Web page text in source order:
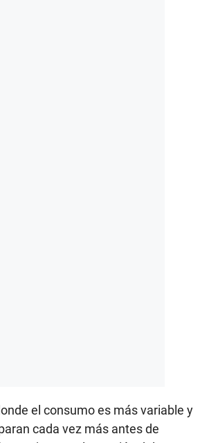
el consumo es más variable y
cada vez más antes de